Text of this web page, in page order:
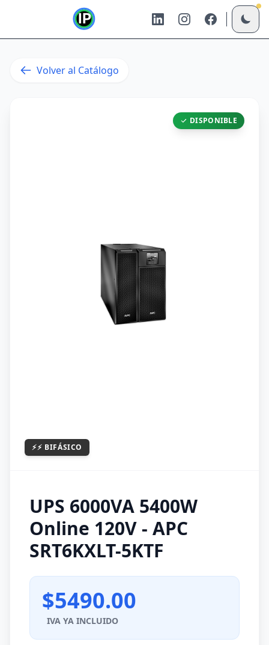
Volver al Catálogo
DISPONIBLE
⚡⚡ BIFÁSICO
UPS 6000VA 5400W
Online 120V - APC
SRT6KXLT-5KTF
$5490.00
IVA YA INCLUIDO